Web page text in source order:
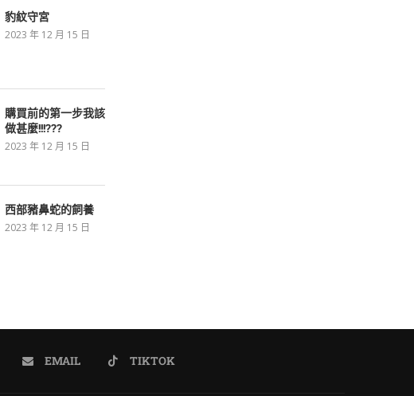
豹紋守宮
2023 年 12 月 15 日
購買前的第一步我該
做甚麼!!!???
2023 年 12 月 15 日
西部豬鼻蛇的飼養
2023 年 12 月 15 日
EMAIL TIKTOK